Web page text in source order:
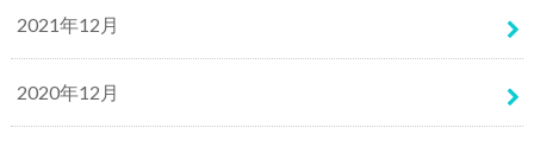
2021年12月
2020年12月